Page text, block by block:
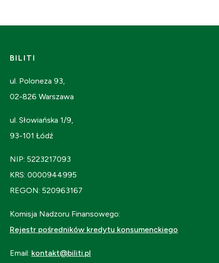
BILITI
ul. Poloneza 93,
02-826 Warszawa
ul. Słowiańska 1/9,
93-101 Łódź
NIP: 5223217093
KRS: 0000944995
REGON: 520963167
Komisja Nadzoru Finansowego:
Rejestr pośredników kredytu konsumenckiego
Email: kontakt@biliti.pl